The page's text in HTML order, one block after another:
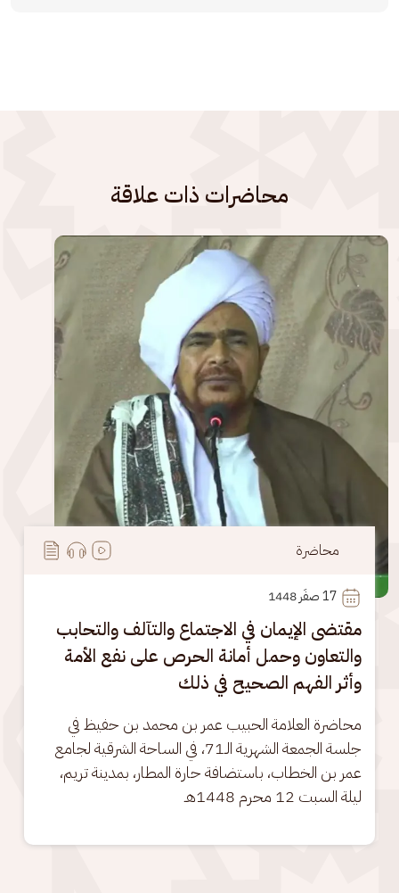
محاضرات ذات علاقة
الصورة
محاضرة
17 صفَر 1448
مقتضى الإيمان في الاجتماع والتآلف والتحابب
والتعاون وحمل أمانة الحرص على نفع الأمة
وأثر الفهم الصحيح في ذلك
محاضرة العلامة الحبيب عمر بن محمد بن حفيظ في
جلسة الجمعة الشهرية الـ71، في الساحة الشرقية لجامع
عمر بن الخطاب، باستضافة حارة المطار، بمدينة تريم،
ليلة السبت 12 محرم 1448هـ